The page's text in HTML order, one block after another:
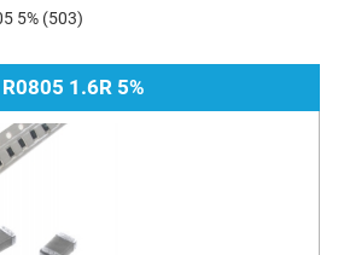
5% (503)
R0805 1.6R 5%